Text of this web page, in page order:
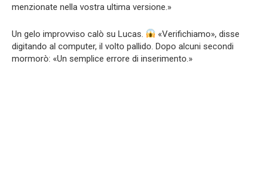
menzionate nella vostra ultima versione.»
Un gelo improvviso calò su Lucas.
«Verifichiamo», disse
digitando al computer, il volto pallido. Dopo alcuni secondi
mormorò: «Un semplice errore di inserimento.»